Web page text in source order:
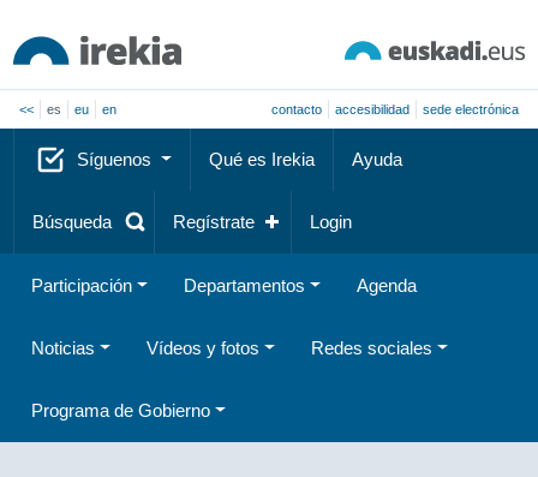
<< es eu en contacto accesibilidad sede electrónica
Síguenos Qué es Irekia Ayuda
Búsqueda Regístrate Login
Participación Departamentos Agenda
Noticias Vídeos y fotos Redes sociales
Programa de Gobierno